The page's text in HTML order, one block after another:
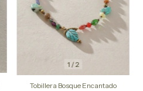
1 /2
Tobillera Bosque Encantado